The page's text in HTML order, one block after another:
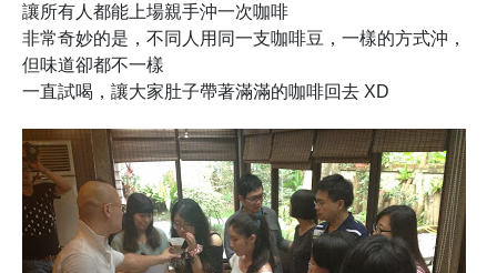
讓所有人都能上場親手沖一次咖啡
非常奇妙的是，不同人用同一支咖啡豆，一樣的方式沖，
但味道卻都不一樣
一直試喝，讓大家肚子帶著滿滿的咖啡回去 XD